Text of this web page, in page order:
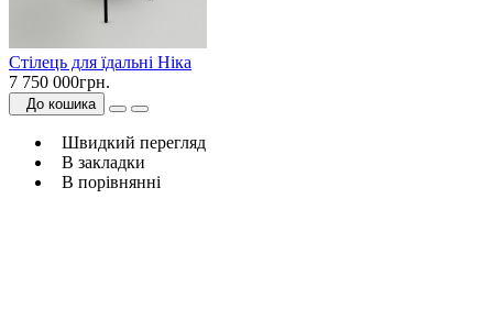
Стілець для їдальні Ніка
7 750 000грн.
До кошика
Швидкий перегляд
В закладки
В порівнянні